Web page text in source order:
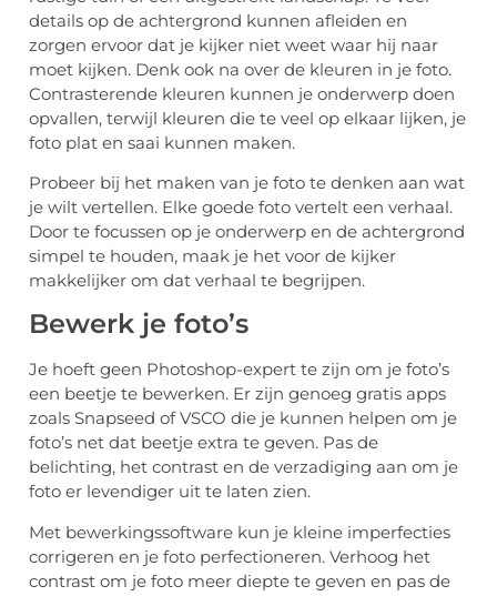
details op de achtergrond kunnen afleiden en
zorgen ervoor dat je kijker niet weet waar hij naar
moet kijken. Denk ook na over de kleuren in je foto.
Contrasterende kleuren kunnen je onderwerp doen
opvallen, terwijl kleuren die te veel op elkaar lijken, je
foto plat en saai kunnen maken.
Probeer bij het maken van je foto te denken aan wat
je wilt vertellen. Elke goede foto vertelt een verhaal.
Door te focussen op je onderwerp en de achtergrond
simpel te houden, maak je het voor de kijker
makkelijker om dat verhaal te begrijpen.
Bewerk je foto’s
Je hoeft geen Photoshop-expert te zijn om je foto’s
een beetje te bewerken. Er zijn genoeg gratis apps
zoals Snapseed of VSCO die je kunnen helpen om je
foto’s net dat beetje extra te geven. Pas de
belichting, het contrast en de verzadiging aan om je
foto er levendiger uit te laten zien.
Met bewerkingssoftware kun je kleine imperfecties
corrigeren en je foto perfectioneren. Verhoog het
contrast om je foto meer diepte te geven en pas de